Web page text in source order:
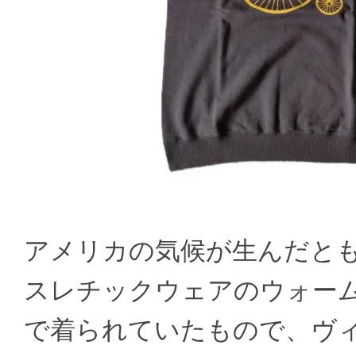
アメリカの気候が生んだと
スレチックウェアのウォー
で着られていたもので、ヴ